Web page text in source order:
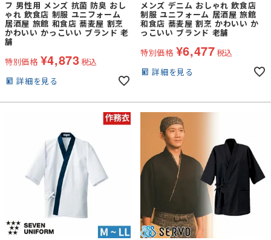
フ 男性用 メンズ 抗菌 防臭 おし
ゃれ 飲食店 制服 ユニフォーム
居酒屋 旅館 和食店 蕎麦屋 割烹
かわいい かっこいい ブランド 老
舗
特別価格 ¥4,873税込
詳細を見る
メンズ デニム おしゃれ 飲食店
制服 ユニフォーム 居酒屋 旅館
和食店 蕎麦屋 割烹 かわいい か
っこいい ブランド 老舗
特別価格 ¥6,477税込
詳細を見る